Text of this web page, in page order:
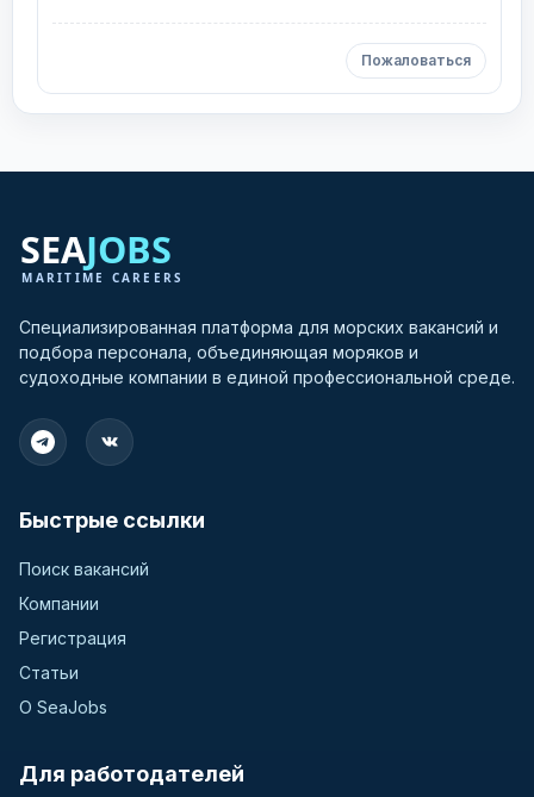
Пожаловаться
Специализированная платформа для морских вакансий и
подбора персонала, объединяющая моряков и
судоходные компании в единой профессиональной среде.
Быстрые ссылки
Поиск вакансий
Компании
Регистрация
Статьи
О SeaJobs
Для работодателей